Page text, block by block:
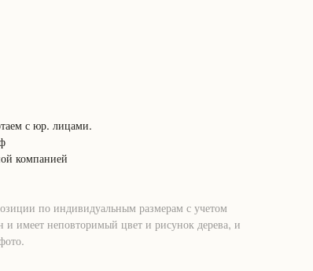
с юр. лицами.
компанией
по индивидуальным размерам с учетом
имеет неповторимый цвет и рисунок дерева, и